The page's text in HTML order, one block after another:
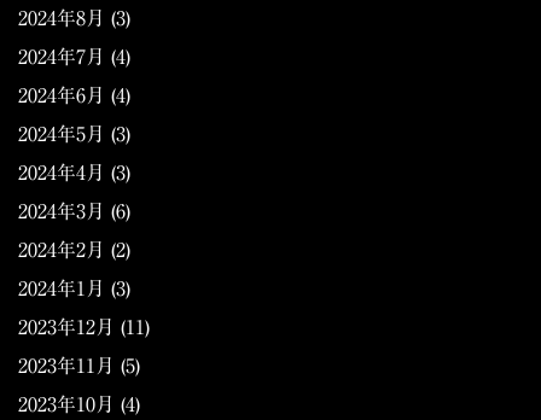
2024年8月 (3)
2024年7月 (4)
2024年6月 (4)
2024年5月 (3)
2024年4月 (3)
2024年3月 (6)
2024年2月 (2)
2024年1月 (3)
2023年12月 (11)
2023年11月 (5)
2023年10月 (4)